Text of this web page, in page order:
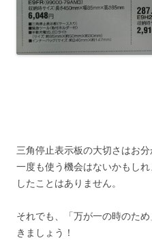
三角停止表示板の大切さはお分
一度も使う機会はないかもし
したことはありません。
それでも、「万が一の時のた
きましょう！